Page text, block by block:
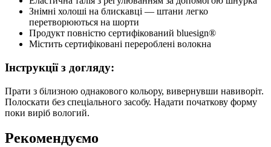
Знімні холоші на блискавці — штани легко
перетворюються на шорти
Продукт повністю сертифікований bluesign®
Містить сертифіковані перероблені волокна
Інструкції з догляду:
Прати з білизною однакового кольору, вивернувши навиворіт.
Полоскати без спеціального засобу. Надати початкову форму
поки виріб вологий.
Рекомендуємо